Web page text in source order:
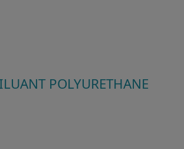
POLYURETHANE